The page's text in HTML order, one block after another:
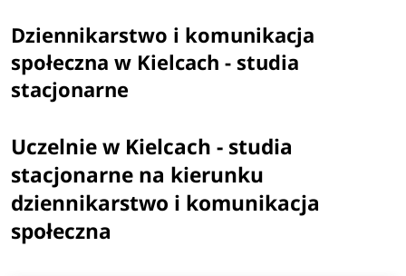
Dziennikarstwo i komunikacja
społeczna w Kielcach - studia
stacjonarne
Uczelnie w Kielcach - studia
stacjonarne na kierunku
dziennikarstwo i komunikacja
społeczna